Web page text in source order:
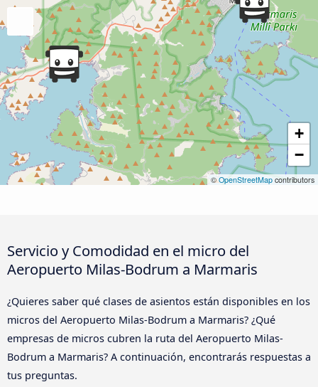
+
−
©OpenStreetMap contributors
Servicio y Comodidad en el micro del
Aeropuerto Milas-Bodrum a Marmaris
¿Quieres saber qué clases de asientos están disponibles en los
micros del Aeropuerto Milas-Bodrum a Marmaris? ¿Qué
empresas de micros cubren la ruta del Aeropuerto Milas-
Bodrum a Marmaris? A continuación, encontrarás respuestas a
tus preguntas.